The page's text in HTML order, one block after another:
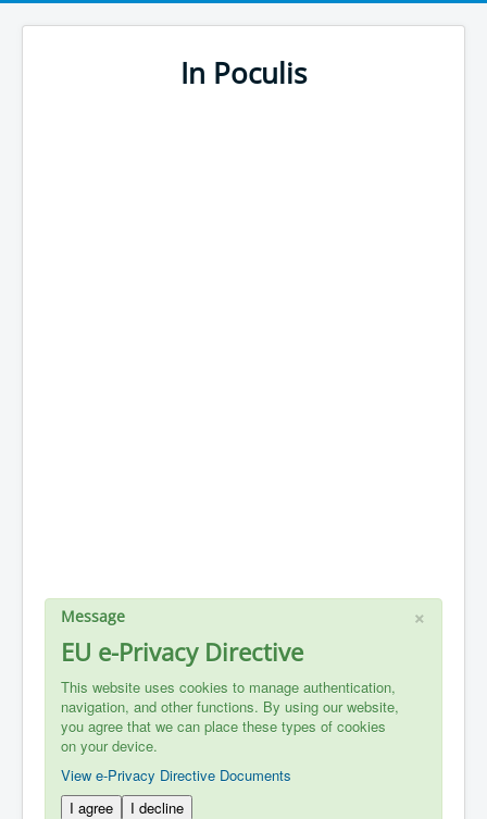
In Poculis
×
Message
EU e-Privacy Directive
This website uses cookies to manage authentication,
navigation, and other functions. By using our website,
you agree that we can place these types of cookies
on your device.
View e-Privacy Directive Documents
I agree
I decline